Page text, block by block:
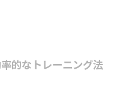
的なトレーニング法